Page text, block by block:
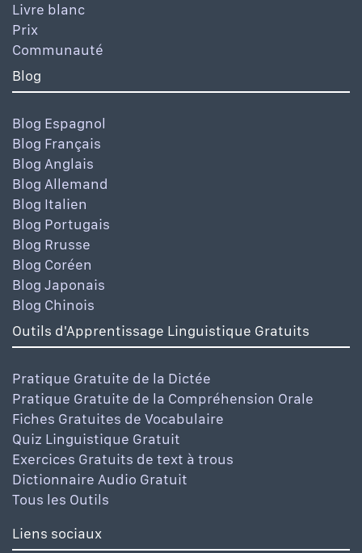
Livre blanc
Prix
Communauté
Blog
Blog Espagnol
Blog Français
Blog Anglais
Blog Allemand
Blog Italien
Blog Portugais
Blog Rrusse
Blog Coréen
Blog Japonais
Blog Chinois
Outils d'Apprentissage Linguistique Gratuits
Pratique Gratuite de la Dictée
Pratique Gratuite de la Compréhension Orale
Fiches Gratuites de Vocabulaire
Quiz Linguistique Gratuit
Exercices Gratuits de text à trous
Dictionnaire Audio Gratuit
Tous les Outils
Liens sociaux